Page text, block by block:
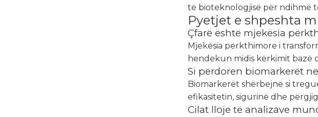
të bioteknologjisë për ndihmë
Pyetjet e shpeshta
Çfarë është mjekësia
Mjekësia përkthimore i
hendekun midis kërkimit bazë
Si përdoren biomarkerët
Biomarkerët shërbejnë si
efikasitetin, sigurinë dhe
Cilat lloje të analizave